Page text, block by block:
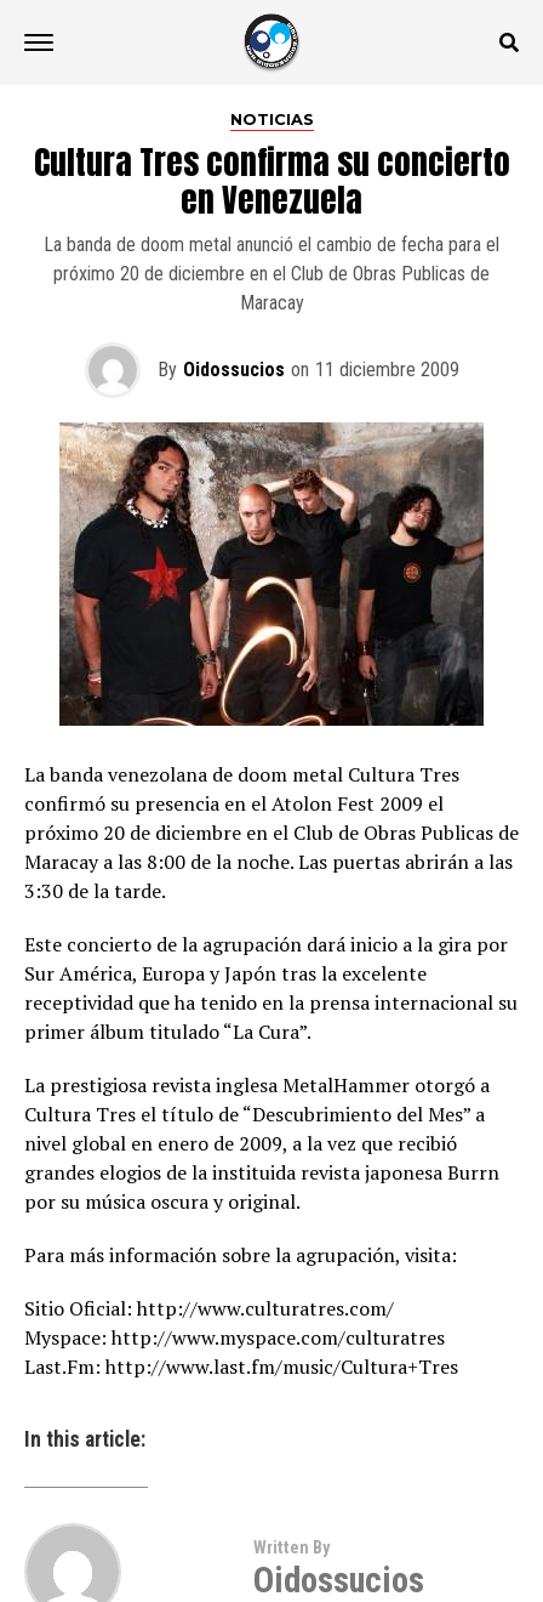
NOTICIAS
Cultura Tres confirma su concierto
en Venezuela
La banda de doom metal anunció el cambio de fecha para el
próximo 20 de diciembre en el Club de Obras Publicas de
Maracay
By Oidossucios on 11 diciembre 2009
La banda venezolana de doom metal Cultura Tres
confirmó su presencia en el Atolon Fest 2009 el
próximo 20 de diciembre en el Club de Obras Publicas de
Maracay a las 8:00 de la noche. Las puertas abrirán a las
3:30 de la tarde.
Este concierto de la agrupación dará inicio a la gira por
Sur América, Europa y Japón tras la excelente
receptividad que ha tenido en la prensa internacional su
primer álbum titulado “La Cura”.
La prestigiosa revista inglesa MetalHammer otorgó a
Cultura Tres el título de “Descubrimiento del Mes” a
nivel global en enero de 2009, a la vez que recibió
grandes elogios de la instituida revista japonesa Burrn
por su música oscura y original.
Para más información sobre la agrupación, visita:
Sitio Oficial: http://www.culturatres.com/
Myspace: http://www.myspace.com/culturatres
Last.Fm: http://www.last.fm/music/Cultura+Tres
In this article:
Written By
Oidossucios